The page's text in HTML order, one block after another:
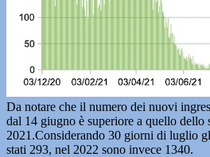
Da notare che il numero dei nuovi
dal 14 giugno è superiore a quello dello
2021.Considerando 30 giorni di luglio
stati 293, nel 2022 sono invece 1340.